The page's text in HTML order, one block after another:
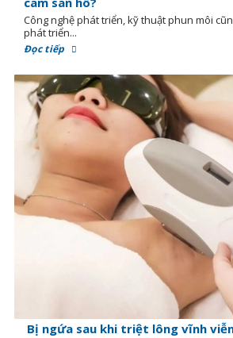
Công nghệ phát triển, kỹ thuật phun môi
phát triển...
Đọc tiếp
Bị ngứa sau khi triệt lông vĩnh